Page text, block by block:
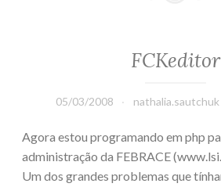
FCKeditor
05/03/2008 nathalia.sautchuk
Agora estou programando em php
administração da FEBRACE
Um dos grandes problemas que